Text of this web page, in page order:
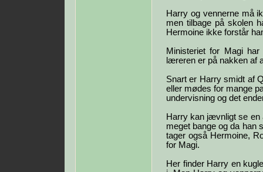
Harry og vennerne må
men tilbage på skolen
Hermoine ikke forstår
Ministeriet for Magi
læreren er på nakken af
Snart er Harry smidt af
eller mødes for mange
undervisning og det
Harry kan jævnligt se en
meget bange og da han
tager også Hermoine,
for Magi.
Her finder Harry en